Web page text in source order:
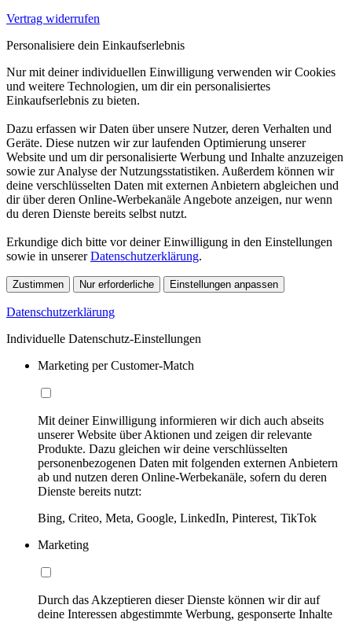
Vertrag widerrufen
Personalisiere dein Einkaufserlebnis
Nur mit deiner individuellen Einwilligung verwenden wir Cookies
und weitere Technologien, um dir ein personalisiertes
Einkaufserlebnis zu bieten.
Dazu erfassen wir Daten über unsere Nutzer, deren Verhalten und
Geräte. Diese nutzen wir zur laufenden Optimierung unserer
Website und um dir personalisierte Werbung und Inhalte anzuzeigen
sowie zur Analyse der Nutzungsstatistiken. Außerdem können wir
deine verschlüsselten Daten mit externen Anbietern abgleichen und
dir über deren Online-Werbekanäle Angebote anzeigen, nur wenn
du deren Dienste bereits selbst nutzt.
Erkundige dich bitte vor deiner Einwilligung in den Einstellungen
sowie in unsererDatenschutzerklärung.
Zustimmen Nur erforderliche Einstellungen anpassen
Datenschutzerklärung
Individuelle Datenschutz-Einstellungen
Marketing per Customer-Match
Mit deiner Einwilligung informieren wir dich auch abseits
unserer Website über Aktionen und zeigen dir relevante
Produkte. Dazu gleichen wir deine verschlüsselten
personenbezogenen Daten mit folgenden externen Anbietern
ab und nutzen deren Online-Werbekanäle, sofern du deren
Dienste bereits nutzt:
Bing, Criteo, Meta, Google, LinkedIn, Pinterest, TikTok
Marketing
Durch das Akzeptieren dieser Dienste können wir dir auf
deine Interessen abgestimmte Werbung, gesponserte Inhalte